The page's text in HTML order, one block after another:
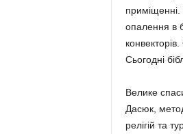
приміщенні.
опалення в
Сьогодні
Велике
Дасюк,
релігій та